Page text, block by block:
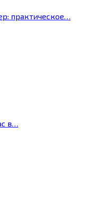
практическое…
в…